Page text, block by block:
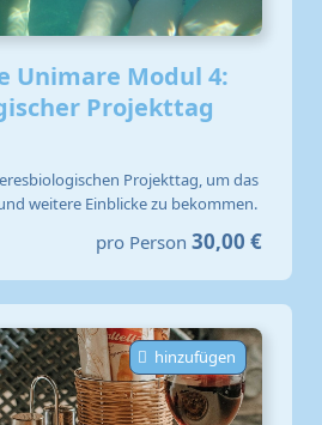
Unimare Modul 4:
Projekttag
Projekttag, um das
weitere Einblicke zu bekommen.
pro Person 30,00 €
hinzufügen